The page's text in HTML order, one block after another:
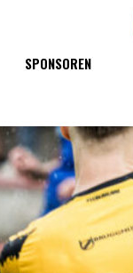
SPONSOREN